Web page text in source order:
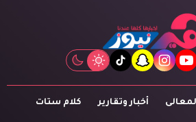
youtube
instagram
snapchat
tiktok
أخبار وتقارير كلام ستات